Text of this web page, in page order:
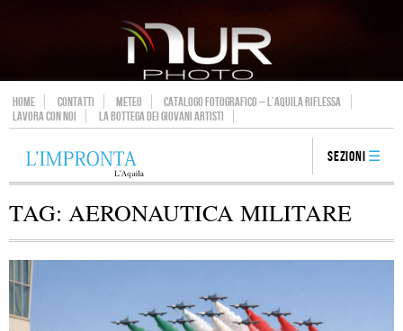
HOME CONTATTI METEO
CATALOGO FOTOGRAFICO – L’AQUILA RIFLESSA
LAVORA CON NOI
LA BOTTEGA DEI GIOVANI ARTISTI
Sezioni
TAG: AERONAUTICA MILITARE